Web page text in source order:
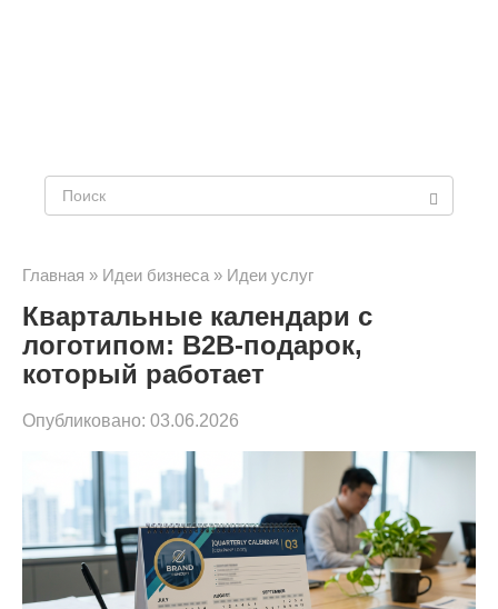
Главная » Идеи бизнеса » Идеи услуг
Квартальные календари с
логотипом: B2B-подарок,
который работает
Опубликовано: 03.06.2026